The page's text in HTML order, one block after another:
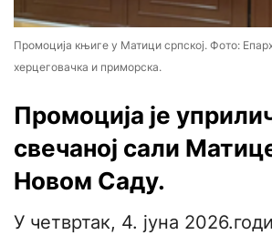
Промоција књиге у Матици српској. Фото:
херцеговачка и приморска.
Промоција је
свечаној сали
Новом Саду.
У четвртак, 4. јуна